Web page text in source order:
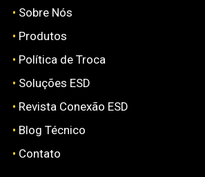
• Sobre Nós
• Produtos
• Política de Troca
• Soluções ESD
• Revista Conexão ESD
• Blog Técnico
• Contato